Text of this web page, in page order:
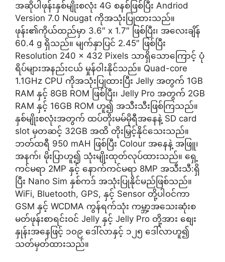
အဆိုပါဖုန်းနှစ်မျိုးစလုံး 4G စနစ်ဖြစ်ပြီး Andriod
Version 7.0 Nougat ကိုအသုံးပြုထားသည်။
ဖုန်း၏ကိုယ်ထည်မှာ 3.6″ x 1.7″ ဖြစ်ပြီး၊ အလေးချိန်
60.4 g ရှိသည်။ မျက်နှာပြင် 2.45″ ဖြစ်ပြီး
Resolution 240 x 432 Pixels သာရှိသောကြောင့် ပုံ
ရိပ်များအနည်းငယ် မှုန်၀ါးနိုင်သည်။ Quad-core
1.1GHz CPU ကိုအသုံးပြုထားပြီး Jelly အတွက် 1GB
RAM နှင့် 8GB ROM ဖြစ်ပြီး၊ Jelly Pro အတွက် 2GB
RAM နှင့် 16GB ROM ဟူ၍ အသီးသီးဖြစ်ကြသည်။
နှစ်မျိုးစလုံးအတွက် ထပ်တိုးမမ်မိုရီအနေနဲ့ SD card
slot မှတဆင့် 32GB အထိ တိုးမြှင့်နိုင်သေးသည်။
ဘတ်ထရီ 950 mAH ဖြစ်ပြီး Colour အနေနဲ့ အဖြူ၊
အနက်၊ မိုးပြာဟူ၍ သုံးမျိုးထုတ်လုပ်ထားသည်။ ရှေ့
ကင်မရာ 2MP နှင့် နောက်ကင်မရာ 8MP အသီးသီ:ရှိ
ပြီး Nano Sim နှစ်ကဒ် အသုံးပြုနိုင်မည်ဖြစ်သည်။
WiFi, Bluetooth, GPS, နှင့် Sensor တို့ပါ၀င်ကာ
GSM နှင့် WCDMA ကွန်ရက်သုံး ကမ္ဘာ့အသေးဆုံးစ
မတ်ဖုန်းစာရင်း၀င် Jelly နှင့် Jelly Pro တို့အား စျေး
နှုန်းအနေဖြင့် ၁၀၉ ဒေါ်လာနှင့် ၁၂၅ ဒေါ်လာဟူ၍
သတ်မှတ်ထားသည်။